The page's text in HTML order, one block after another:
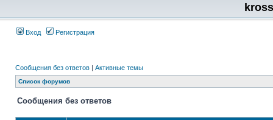
Вход Регистрация
Сообщения без ответов | Активные темы
Список форумов
Сообщения без ответов